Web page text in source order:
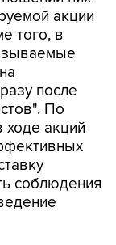
акции
того, в
после
По
акций
соблюдения